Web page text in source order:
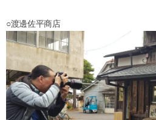
○渡邊佐平商店